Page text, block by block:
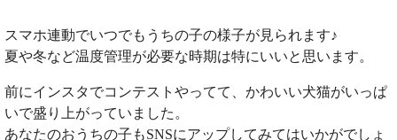
スマホ連動でいつでもうちの子の様子が見られます♪
夏や冬など温度管理が必要な時期は特にいいと思います。
前にインスタでコンテストやってて、かわいい犬猫がいっぱ
いで盛り上がっていました。
あなたのおうちの子もSNSにアップしてみてはいかがでしょ